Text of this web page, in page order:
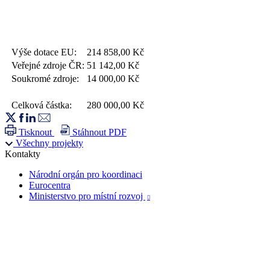
Výše dotace EU: 214 858,00 Kč
Veřejné zdroje ČR: 51 142,00 Kč
Soukromé zdroje:
14 000,00 Kč
Celková částka: 280 000,00 Kč
Tisknout
Stáhnout PDF
Všechny projekty
Kontakty
Národní orgán pro koordinaci
Eurocentra
Ministerstvo pro místní rozvoj
